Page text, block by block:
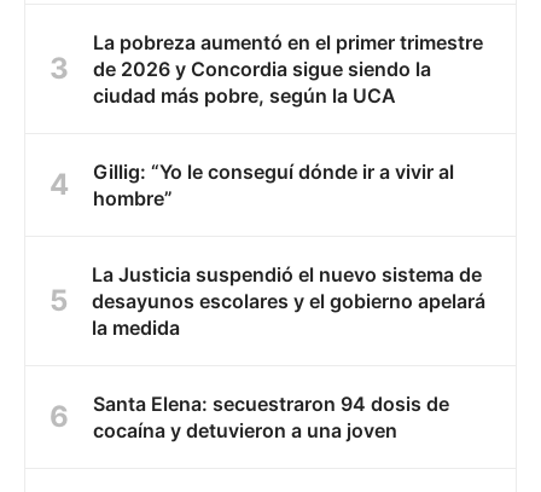
La pobreza aumentó en el primer trimestre
de 2026 y Concordia sigue siendo la
ciudad más pobre, según la UCA
Gillig: “Yo le conseguí dónde ir a vivir al
hombre”
La Justicia suspendió el nuevo sistema de
desayunos escolares y el gobierno apelará
la medida
Santa Elena: secuestraron 94 dosis de
cocaína y detuvieron a una joven